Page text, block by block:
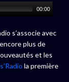
00:00
s’associe avec
plus de
et les
la première